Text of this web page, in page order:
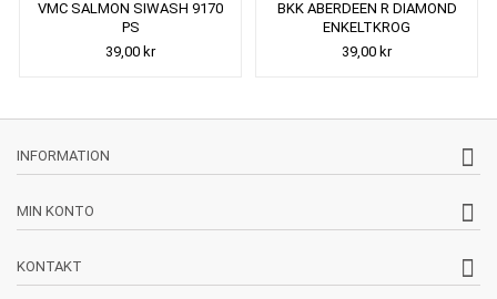
VMC SALMON SIWASH 9170
PS
39,00 kr
BKK ABERDEEN R DIAMOND
ENKELTKROG
39,00 kr
INFORMATION
MIN KONTO
KONTAKT